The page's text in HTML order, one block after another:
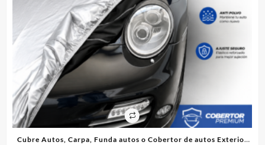
Cubre Autos, Carpa, Funda o Cobertor de autos Interior